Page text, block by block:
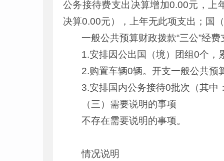
公务接待费支出决算增加0.00元，上
决算0.00元），上年无此项支出；国
一般公共预算财政拨款“三公”经
1.安排因公出国（境）团组0个，
2.购置车辆0辆。开支一般公共预
3.安排国内公务接待0批次（其中
（三）需要说明的事项
不存在需要说明的事项。
情况说明